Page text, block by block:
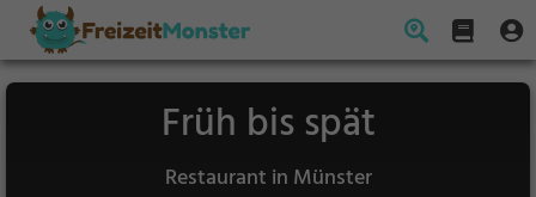
Früh bis spät
Restaurant in Münster